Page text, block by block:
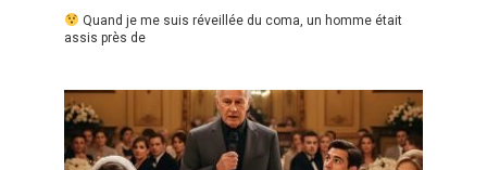
Quand je me suis réveillée du coma, un homme était
assis près de